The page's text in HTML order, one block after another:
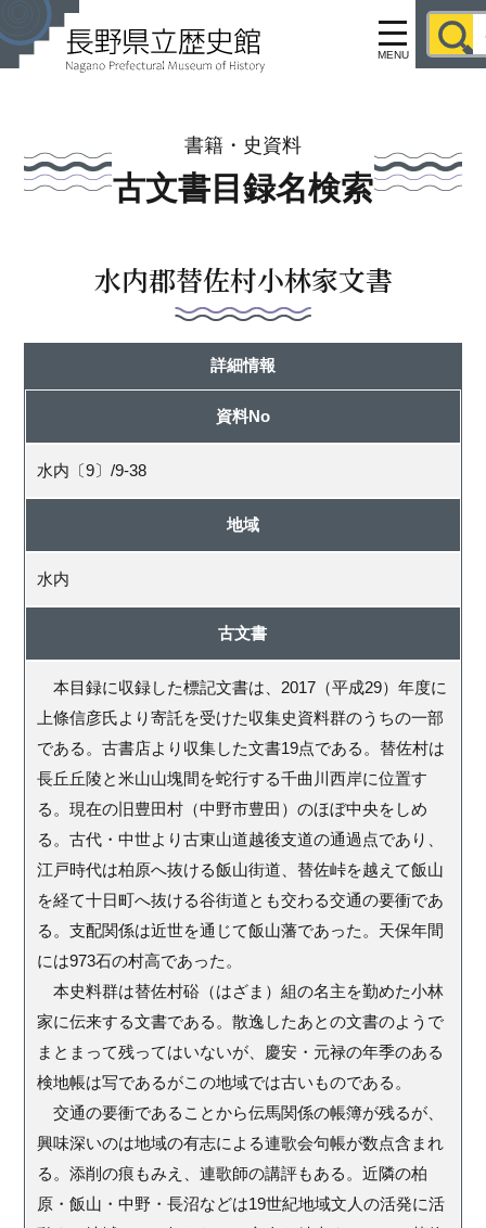
MENU
書籍・史資料
古文書目録名検索
水内郡替佐村小林家文書
詳細情報
資料No
水内〔9〕/9-38
地域
水内
古文書
本目録に収録した標記文書は、2017（平成29）年度に
上條信彦氏より寄託を受けた収集史資料群のうちの一部
である。古書店より収集した文書19点である。替佐村は
長丘丘陵と米山山塊間を蛇行する千曲川西岸に位置す
る。現在の旧豊田村（中野市豊田）のほぼ中央をしめ
る。古代・中世より古東山道越後支道の通過点であり、
江戸時代は柏原へ抜ける飯山街道、替佐峠を越えて飯山
を経て十日町へ抜ける谷街道とも交わる交通の要衝であ
る。支配関係は近世を通じて飯山藩であった。天保年間
には973石の村高であった。
本史料群は替佐村硲（はざま）組の名主を勤めた小林
家に伝来する文書である。散逸したあとの文書のようで
まとまって残ってはいないが、慶安・元禄の年季のある
検地帳は写であるがこの地域では古いものである。
交通の要衝であることから伝馬関係の帳簿が残るが、
興味深いのは地域の有志による連歌会句帳が数点含まれ
る。添削の痕もみえ、連歌師の講評もある。近隣の柏
原・飯山・中野・長沼などは19世紀地域文人の活発に活